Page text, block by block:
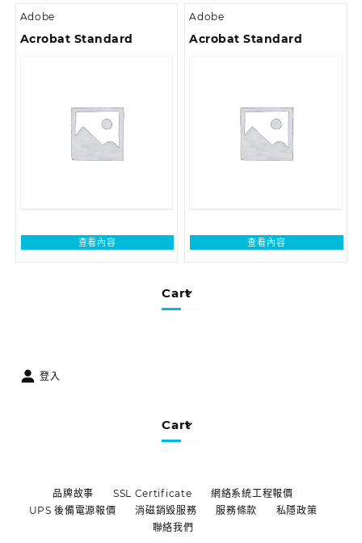
Cart
Adobe
Acrobat Standard
查看內容
Adobe
Acrobat Standard
查看內容
登入
Cart
品牌故事 SSL Certificate
網絡系統工程報價
UPS 後備電源報價
消磁銷毀服務 服務條款
私隱政策
聯絡我們